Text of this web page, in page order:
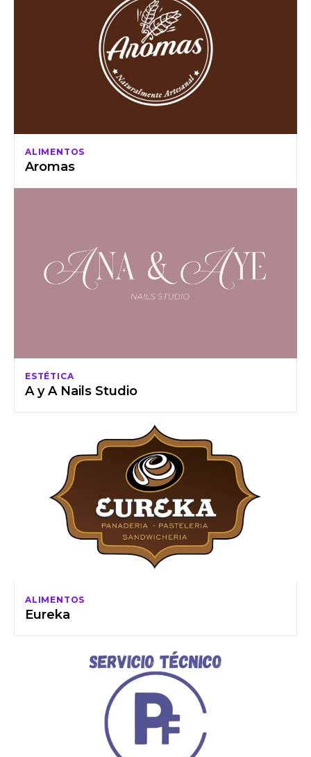
ALIMENTOS
Aromas
ESTÉTICA
A y A Nails Studio
ALIMENTOS
Eureka